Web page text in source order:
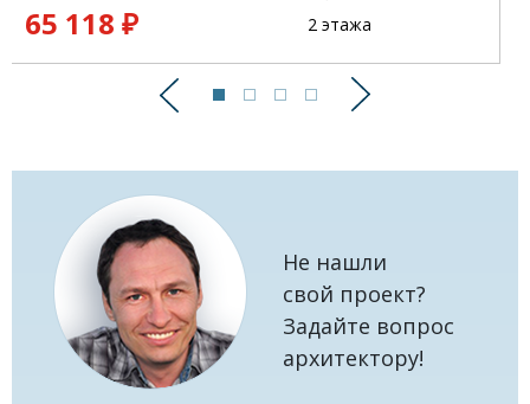
Предыдущий Следующий
65 118 ₽
2 этажа
Не нашли
свой проект?
Задайте вопрос
архитектору!